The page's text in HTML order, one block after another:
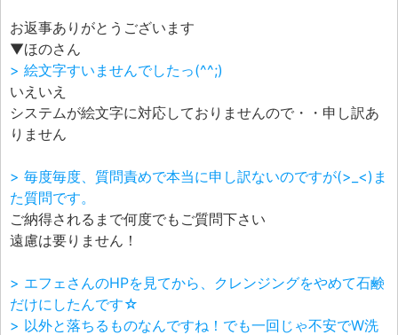
お返事ありがとうございます
▼ほのさん
> 絵文字すいませんでしたっ(^^;)
いえいえ
システムが絵文字に対応しておりませんので・・申し訳あ
りません
> 毎度毎度、質問責めで本当に申し訳ないのですが(>_<)ま
た質問です。
ご納得されるまで何度でもご質問下さい
遠慮は要りません！
> エフェさんのHPを見てから、クレンジングをやめて石鹸
だけにしたんです☆
> 以外と落ちるものなんですね！でも一回じゃ不安でW洗